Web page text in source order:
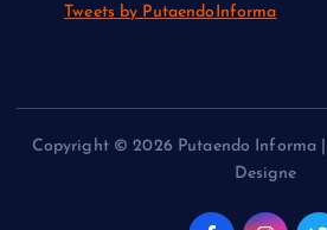
Tweets by PutaendoInforma
Copyright © 2026 Putaendo Informa
Designe